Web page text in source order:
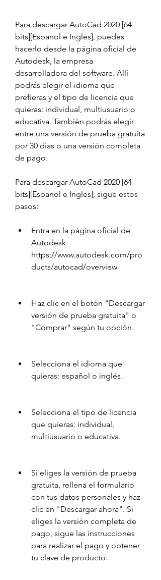
Para descargar AutoCad 2020 [64
bits][Espanol e Ingles], puedes
hacerlo desde la página oficial de
Autodesk, la empresa
desarrolladora del software. Allí
podrás elegir el idioma que
prefieras y el tipo de licencia que
quieras: individual, multiusuario o
educativa. También podrás elegir
entre una versión de prueba gratuita
por 30 días o una versión completa
de pago.
Para descargar AutoCad 2020 [64
bits][Espanol e Ingles], sigue estos
pasos:
Entra en la página oficial de
Autodesk:
https://www.autodesk.com/pro
ducts/autocad/overview
Haz clic en el botón "Descargar
versión de prueba gratuita" o
"Comprar" según tu opción.
Selecciona el idioma que
quieras: español o inglés.
Selecciona el tipo de licencia
que quieras: individual,
multiusuario o educativa.
Si eliges la versión de prueba
gratuita, rellena el formulario
con tus datos personales y haz
clic en "Descargar ahora". Si
eliges la versión completa de
pago, sigue las instrucciones
para realizar el pago y obtener
tu clave de producto.